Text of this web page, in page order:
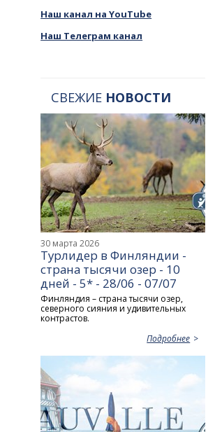
Наш канал на YouTube
Наш Телеграм канал
СВЕЖИЕ НОВОСТИ
30 марта 2026
Турлидер в Финляндии -
страна тысячи озер - 10
дней - 5* - 28/06 - 07/07
Финляндия – страна тысячи озер,
северного сияния и удивительных
контрастов.
Подробнее